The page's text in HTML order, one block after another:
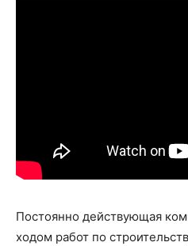
Постоянно действующая
ходом работ по